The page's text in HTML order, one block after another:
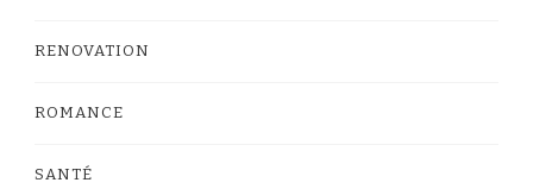
RENOVATION
ROMANCE
SANTÉ